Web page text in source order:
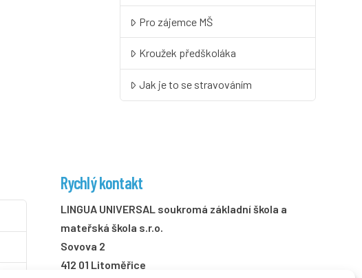
Pro zájemce MŠ
Kroužek předškoláka
Jak je to se stravováním
Rychlý kontakt
LINGUA UNIVERSAL soukromá základní škola a
mateřská škola s.r.o.
Sovova 2
412 01 Litoměřice